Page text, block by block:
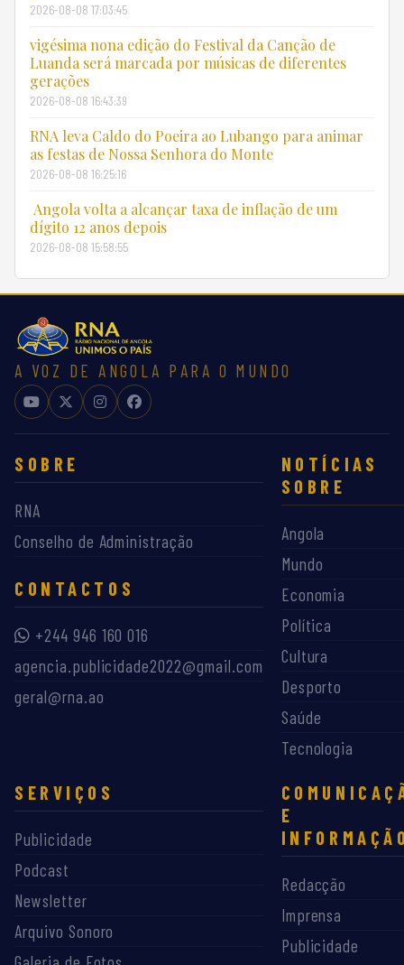
2026-08-08 17:03:45
vigésima nona edição do Festival da Canção de
Luanda será marcada por músicas de diferentes
gerações
2026-08-08 16:43:39
RNA leva Caldo do Poeira ao Lubango para animar
as festas de Nossa Senhora do Monte
2026-08-08 16:25:16
Angola volta a alcançar taxa de inflação de um
dígito 12 anos depois
2026-08-08 15:58:55
A VOZ DE ANGOLA PARA O MUNDO
SOBRE
RNA
Conselho de Administração
CONTACTOS
+244 946 160 016
agencia.publicidade2022@gmail.com
geral@rna.ao
NOTÍCIAS
SOBRE
Angola
Mundo
Economia
Política
Cultura
Desporto
Saúde
Tecnologia
SERVIÇOS
Publicidade
Podcast
Newsletter
Arquivo Sonoro
E
Redacção
Imprensa
Publicidade